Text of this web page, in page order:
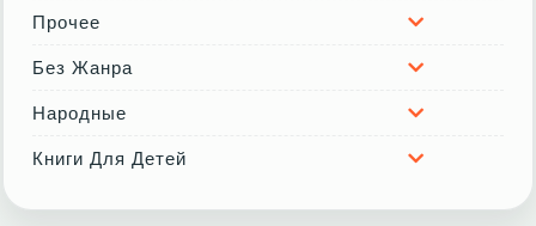
Прочее
Без Жанра
Народные
Книги Для Детей